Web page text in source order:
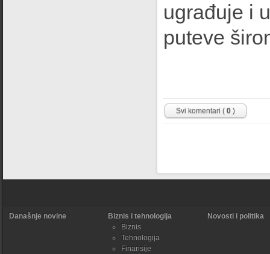
ugrađuje i
puteve
Svi komentari ( 0 )
Današnje novine
Biznis i tehnologija
Biznis
Tehnologija
Finansije
Novosti i politika